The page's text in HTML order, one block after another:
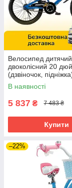
Велосипед дитячий
двоколісний 20
(дзвіночок,
RoyalBaby
Синій
В наявності
5 837 ₴ 7 483 ₴
Купити
–22%